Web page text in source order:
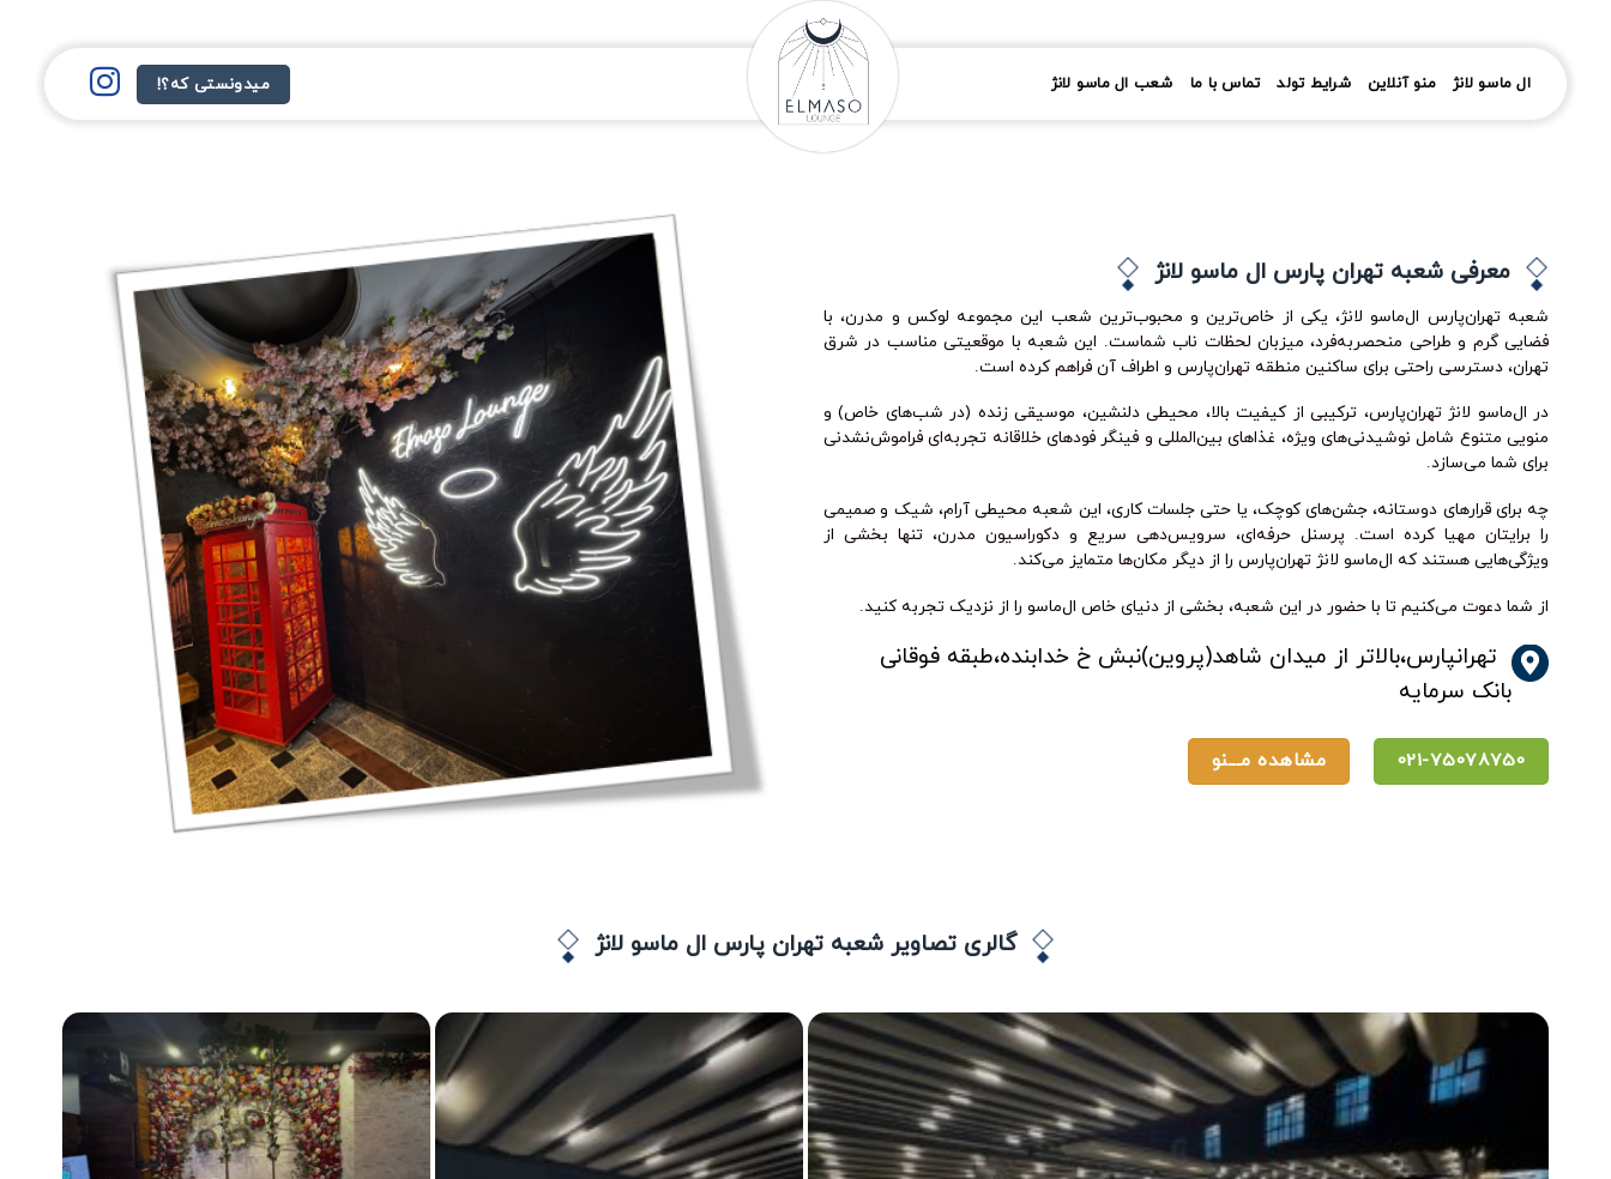
ال ماسو لانژ منو آنلاین شرایط تولد تماس با ما شعب ال ماسو لانژ میدونستی که؟!
معرفی شعبه تهران پارس ال ماسو لانژ
شعبه تهران‌پارس ال‌ماسو لانژ، یکی از خاص‌ترین و محبوب‌ترین شعب این مجموعه لوکس و مدرن، با
فضایی گرم و طراحی منحصربه‌فرد، میزبان لحظات ناب شماست. این شعبه با موقعیتی مناسب در شرق
تهران، دسترسی راحتی برای ساکنین منطقه تهران‌پارس و اطراف آن فراهم کرده است.
در ال‌ماسو لانژ تهران‌پارس، ترکیبی از کیفیت بالا، محیطی دلنشین، موسیقی زنده (در شب‌های خاص) و
منویی متنوع شامل نوشیدنی‌های ویژه، غذاهای بین‌المللی و فینگر فودهای خلاقانه تجربه‌ای فراموش‌نشدنی
برای شما می‌سازد.
چه برای قرارهای دوستانه، جشن‌های کوچک، یا حتی جلسات کاری، این شعبه محیطی آرام، شیک و صمیمی
را برایتان مهیا کرده است. پرسنل حرفه‌ای، سرویس‌دهی سریع و دکوراسیون مدرن، تنها بخشی از
ویژگی‌هایی هستند که ال‌ماسو لانژ تهران‌پارس را از دیگر مکان‌ها متمایز می‌کند.
از شما دعوت می‌کنیم تا با حضور در این شعبه، بخشی از دنیای خاص ال‌ماسو را از نزدیک تجربه کنید.
تهرانپارس،بالاتر از میدان شاهد(پروین)نبش خ خدابنده،طبقه فوقانی
بانک سرمایه
021-75078750 مشاهده مـــنو
گالری تصاویر شعبه تهران پارس ال ماسو لانژ